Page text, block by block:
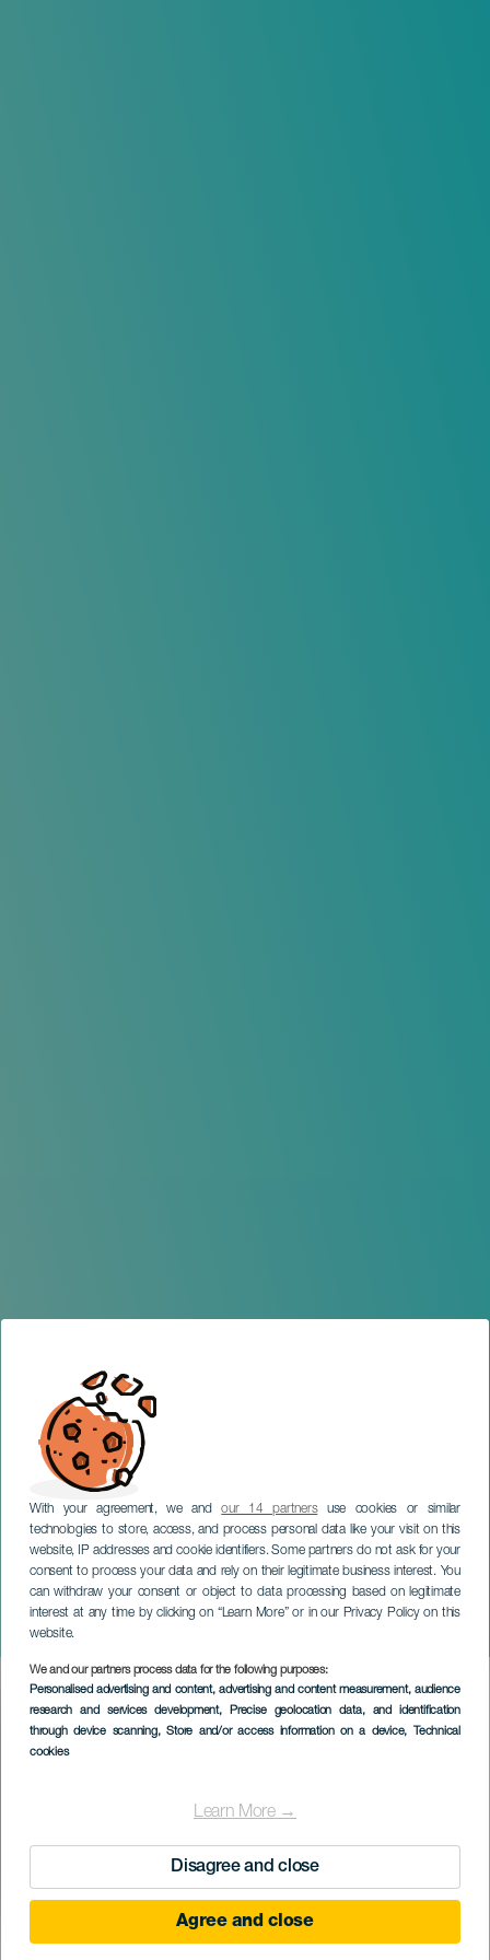
With your agreement, we andour 14 partnersuse cookies or similar
technologies to store, access, and process personal data like your visit on this
website, IP addresses and cookie identifiers. Some partners do not ask for your
consent to process your data and rely on their legitimate business interest. You
can withdraw your consent or object to data processing based on legitimate
interest at any time by clicking on “Learn More” or in our Privacy Policy on this
website.
We and our partners process data for the following purposes:
Personalised advertising and content, advertising and content measurement, audience
research and services development, Precise geolocation data, and identification
through device scanning, Store and/or access information on a device, Technical
cookies
Learn More →
Disagree and close
Agree and close
Traditionele bedevaart van
Yaiza
LANZAROTE
Imagen
Listado
29 August 2026